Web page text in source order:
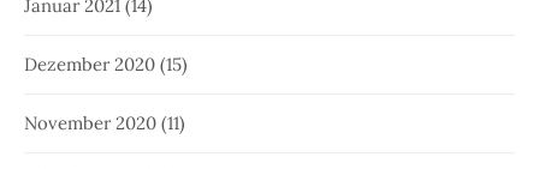
Januar 2021 (14)
Dezember 2020 (15)
November 2020 (11)